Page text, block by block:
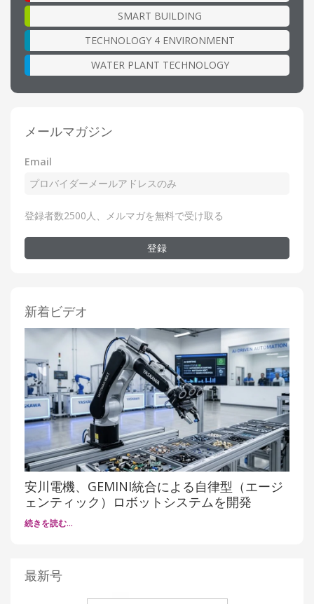
SMART BUILDING
TECHNOLOGY 4 ENVIRONMENT
WATER PLANT TECHNOLOGY
メールマガジン
Email
登録者数2500人、メルマガを無料で受け取る
登録
新着ビデオ
安川電機、GEMINI統合による自律型（エージ
ェンティック）ロボットシステムを開発
続きを読む…
最新号